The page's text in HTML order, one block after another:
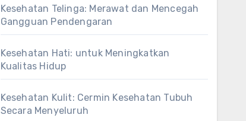
Kesehatan Telinga: Merawat dan Mencegah
Gangguan Pendengaran
Kesehatan Hati: untuk Meningkatkan
Kualitas Hidup
Kesehatan Kulit: Cermin Kesehatan Tubuh
Secara Menyeluruh